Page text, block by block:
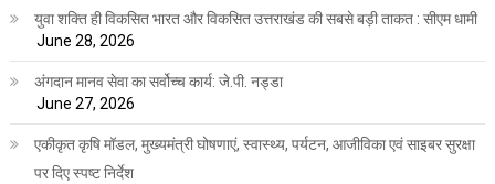
युवा शक्ति ही विकसित भारत और विकसित उत्तराखंड की सबसे बड़ी ताकत : सीएम धामी
June 28, 2026
अंगदान मानव सेवा का सर्वोच्च कार्य: जे.पी. नड्डा
June 27, 2026
एकीकृत कृषि मॉडल, मुख्यमंत्री घोषणाएं, स्वास्थ्य, पर्यटन, आजीविका एवं साइबर सुरक्षा
पर दिए स्पष्ट निर्देश